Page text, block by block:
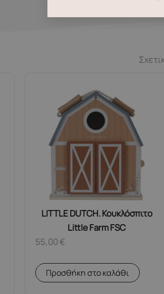
LITTLE DUTCH. Κουκλόσπιτο
Little Farm FSC
55,00€
Προσθήκη στο καλάθι